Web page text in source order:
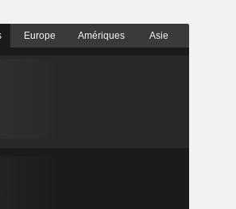
Europe Amériques Asie